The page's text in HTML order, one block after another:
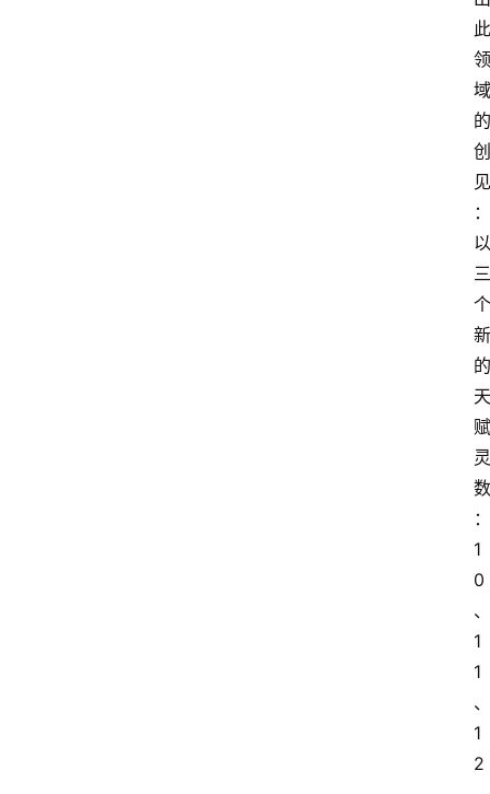
此
领
域
的
创
见
：
以
三
个
新
的
天
赋
灵
数
：
1
0
、
1
1
、
1
2